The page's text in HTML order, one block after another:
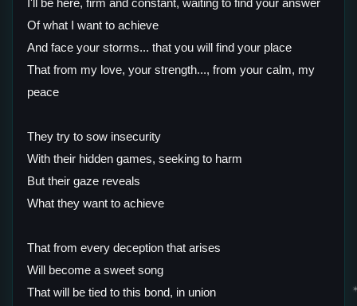
Of what I want to achieve
And face your storms... that you will find your place
That from my love, your strength..., from your calm, my
peace
They try to sow insecurity
With their hidden games, seeking to harm
But their gaze reveals
What they want to achieve
That from every deception that arises
Will become a sweet song
That will be tied to this bond, in union